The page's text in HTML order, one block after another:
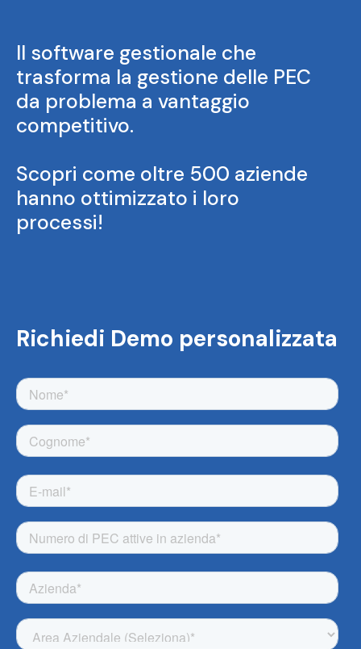
Il software gestionale che
trasforma la gestione delle PEC
da problema a vantaggio
competitivo.
Scopri come oltre 500 aziende
hanno ottimizzato i loro
processi!
Richiedi Demo personalizzata